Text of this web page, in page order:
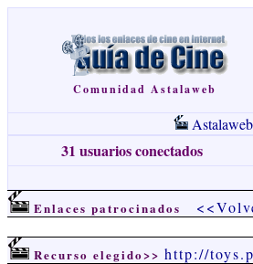
Comunidad Astalaweb
Astalaweb
31 usuarios conectados
Enlaces patrocinados
Recurso elegido>> http://